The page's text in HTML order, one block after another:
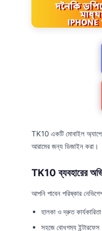
TK10 একটি মোবাইল অ্যাপে
আরামের জন্য ডিজাইন করা।
TK10 ব্যবহারের
আপনি পাবেন পরিষ্কার
হালকা ও দ্রুত কার্যকারিতা
সহজে বোধগম্য ইন্টারফেস